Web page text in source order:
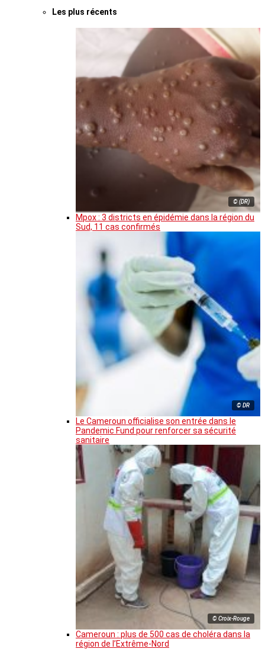
Les plus récents
© (DR)
Mpox : 3 districts en épidémie dans la région du
Sud, 11 cas confirmés
© DR
Le Cameroun officialise son entrée dans le
Pandemic Fund pour renforcer sa sécurité
sanitaire
© Croix-Rouge
Cameroun : plus de 500 cas de choléra dans la
région de l’Extrême-Nord